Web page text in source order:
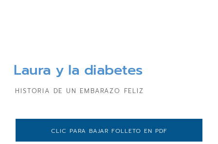
Laura y la diabetes
HISTORIA DE UN EMBARAZO FELIZ
CLIC PARA BAJAR FOLLETO EN PDF